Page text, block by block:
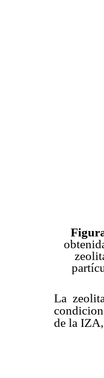
La
de la